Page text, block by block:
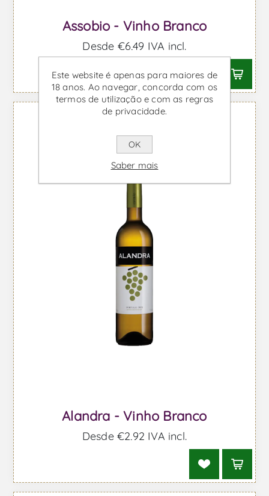
Assobio - Vinho Branco
Desde €6,49 IVA incl.
Alandra - Vinho Branco
Desde €2,92 IVA incl.
Este website é apenas para maiores de
18 anos. Ao navegar, concorda com os
termos de utilização e com as regras
de privacidade.
OK
Saber mais